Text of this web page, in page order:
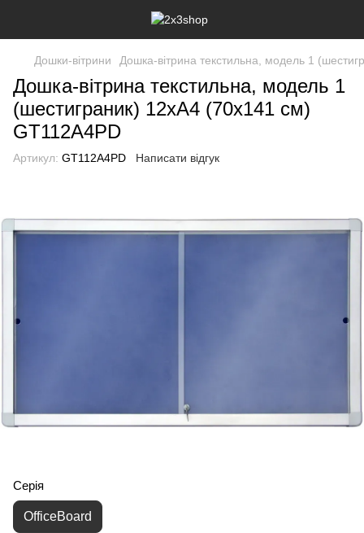
Дошки-вітрини Дошка-вітрина текстильна, модель 1
Дошка-вітрина текстильна, модель 1
(шестиграник) 12xA4 (70x141 см)
GT112A4PD
Артикул: GT112A4PD Написати відгук
Серія
OfficeBoard